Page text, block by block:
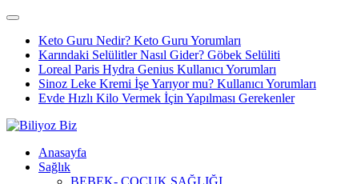
Keto Guru Nedir? Keto Guru Yorumları
Karındaki Selülitler Nasıl Gider? Göbek Selüliti
Loreal Paris Hydra Genius Kullanıcı Yorumları
Sinoz Leke Kremi İşe Yarıyor mu? Kullanıcı Yorumları
Evde Hızlı Kilo Vermek İçin Yapılması Gerekenler
Anasayfa
Sağlık
BEBEK- ÇOCUK SAĞLIĞI